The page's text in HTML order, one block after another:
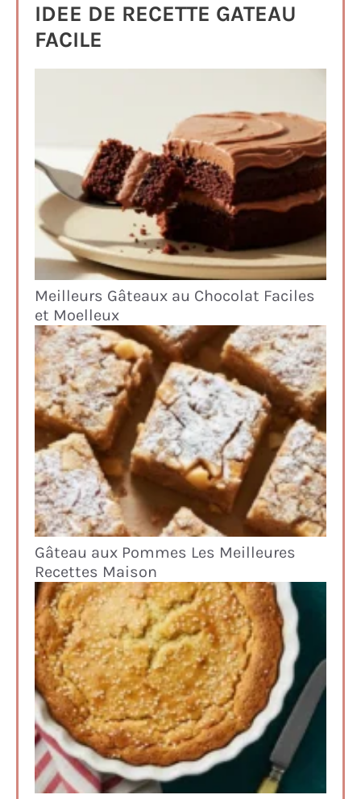
IDEE DE RECETTE GATEAU
FACILE
Meilleurs Gâteaux au Chocolat Faciles
et Moelleux
Gâteau aux Pommes Les Meilleures
Recettes Maison